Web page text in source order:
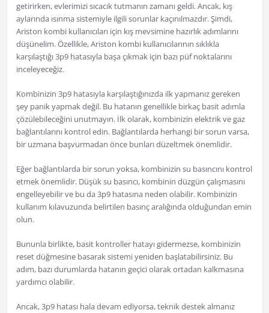
getirirken, evlerimizi sıcacık tutmanın zamanı geldi. Ancak, kış
aylarında ısınma sistemiyle ilgili sorunlar kaçınılmazdır. Şimdi,
Ariston kombi kullanıcıları için kış mevsimine hazırlık adımlarını
düşünelim. Özellikle, Ariston kombi kullanıcılarının sıklıkla
karşılaştığı 3p9 hatasıyla başa çıkmak için bazı püf noktalarını
inceleyeceğiz.
Kombinizin 3p9 hatasıyla karşılaştığınızda ilk yapmanız gereken
şey panik yapmak değil. Bu hatanın genellikle birkaç basit adımla
çözülebileceğini unutmayın. İlk olarak, kombinizin elektrik ve gaz
bağlantılarını kontrol edin. Bağlantılarda herhangi bir sorun varsa,
bir uzmana başvurmadan önce bunları düzeltmek önemlidir.
Eğer bağlantılarda bir sorun yoksa, kombinizin su basıncını kontrol
etmek önemlidir. Düşük su basıncı, kombinin düzgün çalışmasını
engelleyebilir ve bu da 3p9 hatasına neden olabilir. Kombinizin
kullanım kılavuzunda belirtilen basınç aralığında olduğundan emin
olun.
Bununla birlikte, basit kontroller hatayı gidermezse, kombinizin
reset düğmesine basarak sistemi yeniden başlatabilirsiniz. Bu
adım, bazı durumlarda hatanın geçici olarak ortadan kalkmasına
yardımcı olabilir.
Ancak, 3p9 hatası hala devam ediyorsa, teknik destek almanız